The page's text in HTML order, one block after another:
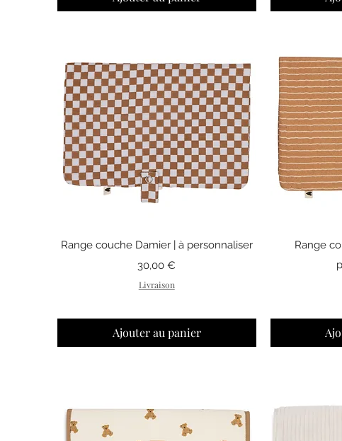
Aperçu rapide
Range couche Damier | à personnaliser
Prix
30,00 €
Livraison
Ajouter au panier
Range